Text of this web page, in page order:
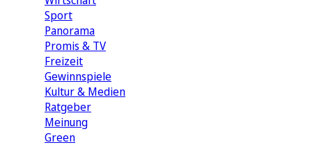
Sport
Panorama
Promis & TV
Freizeit
Gewinnspiele
Kultur & Medien
Ratgeber
Meinung
Green